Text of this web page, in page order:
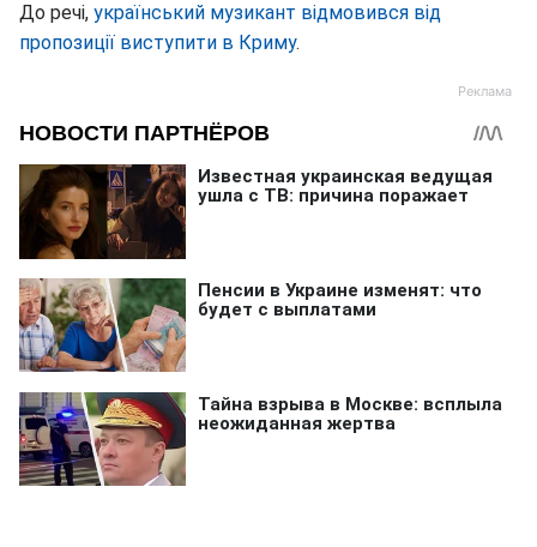
До речі, український музикант відмовився від
пропозиції виступити в Криму.